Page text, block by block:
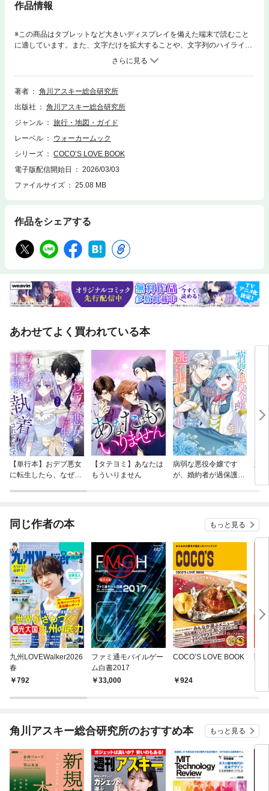
作品情報
※この商品はタブレットなど大きいディスプレイを備えた端末で読むこと
に適しています。また、文字だけを拡大することや、文字列のハイライ
ト、検索、辞書の参照、引用などの機能が使用できません。【全ココスフ
ァン必携】黄色い看板でおなじみのファミリーレストラン「ココス」。創
業45年の歴史と「おいしさの秘密」を全網羅した待望のファンブックが登
場です。（※クーポンは収録しておりません）まずは、圧倒的なシズル感
「包み焼きハンバーグ」にフォーカス。ホイルを開けた瞬間のあの香り、
秘伝のソース、隠し味のマデイラワイン、そして特製オーブンでの焼き上
ます。また、ファミレスで初めて実施した「朝食バイキング」。そのクオ
リティの高さと豊富な品ぞろえを深堀り大解剖。さらには、発展途上国の
生産物を適正価格で輸入する「フェアトレード」への取り組みや、担当者
が語る「人気フェアメニュー」の開発秘話など、企業の熱い想いも徹底取
材しています。そのほか、ドリンクバーの無限の可能性を楽しめるウラ
キラキラ制服図鑑」や、スタッフの1日に密着したドキュメント24時、創
業からの歴史をたどるヒストリーなど、読みごたえ抜群のコンテンツが満
載です。※掲載情報は26年1月31日時点のものであり、本書刊行後にメニ
ュー、価格、データ、数字、店舗など各種内容の変更や、閉店、サービス
著者
角川アスキー総合研究所
出版社
角川アスキー総合研究所
ジャンル
旅行・地図・ガイド
レーベル
ウォーカームック
シリーズ
COCO’S LOVE BOOK
電子版配信開始日
2026/03/03
ファイルサイズ
25.08 MB
作品をシェアする
あわせてよく買われている本
【単行本】おデブ悪女
に転生したら、なぜか
【タテヨミ】あなたは
もういりません
病弱な悪役令嬢です
が、婚約者が過保護す
妹
同じ作者の本 もっと見る
九州LOVEWalker2026
春
792
ファミ通モバイルゲー
ム白書2017
33,000
COCO’S LOVE BOOK
924
戦
角川アスキー総合研究所のおすすめ本 もっと見る